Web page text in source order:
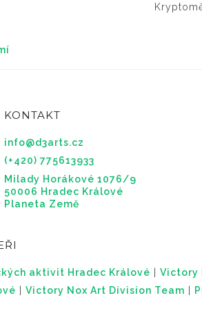
KONTAKT
info@d3arts.cz
(+420) 775613933
Milady Horákové 1076/9
50006 Hradec Králové
Planeta Země
aktivit Hradec Králové Victory
Victory Nox Art Division Team